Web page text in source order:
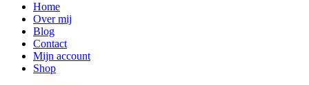
Home
Over mij
Blog
Contact
Mijn account
Shop